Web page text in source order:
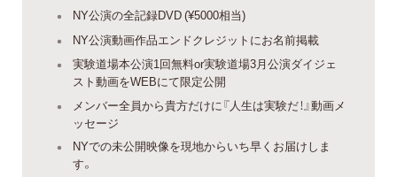
NY公演の全記録DVD (¥5000相当)
NY公演動画作品エンドクレジットにお名前掲載
実験道場本公演1回無料or実験道場3月公演ダイジェ
スト動画をWEBにて限定公開
メンバー全員から貴方だけに『人生は実験だ！』動画メ
ッセージ
NYでの未公開映像を現地からいち早くお届けしま
す。